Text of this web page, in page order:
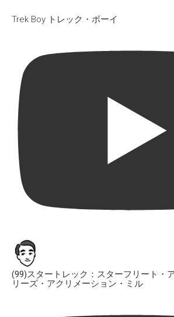
Trek Boy トレック・ボーイ
(99)スタートレック：スターフリート・
リーズ・アクリメーション・ミル